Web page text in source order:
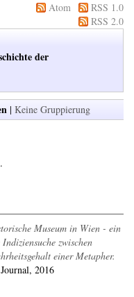
Atom
RSS 1.0
RSS 2.0
der
| Keine Gruppierung
.
Museum in Wien - ein
zwischen
einer Metapher.
2016